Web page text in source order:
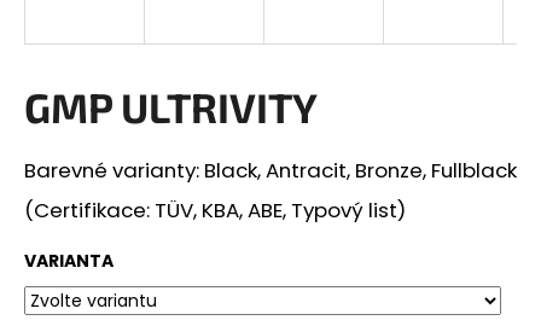
GMP ULTRIVITY
Barevné varianty: Black, Antracit, Bronze, Fullblack
(Certifikace: TÜV, KBA, ABE, Typový list)
VARIANTA
í
t
?